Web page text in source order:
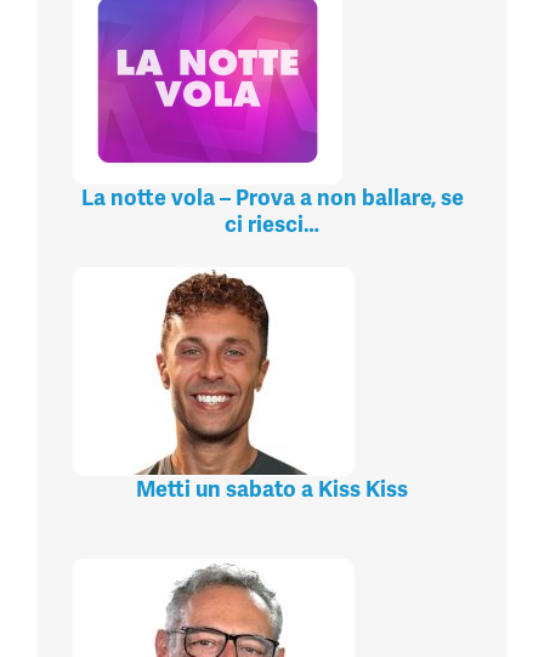
La notte vola – Prova a non ballare, se
ci riesci…
Metti un sabato a Kiss Kiss